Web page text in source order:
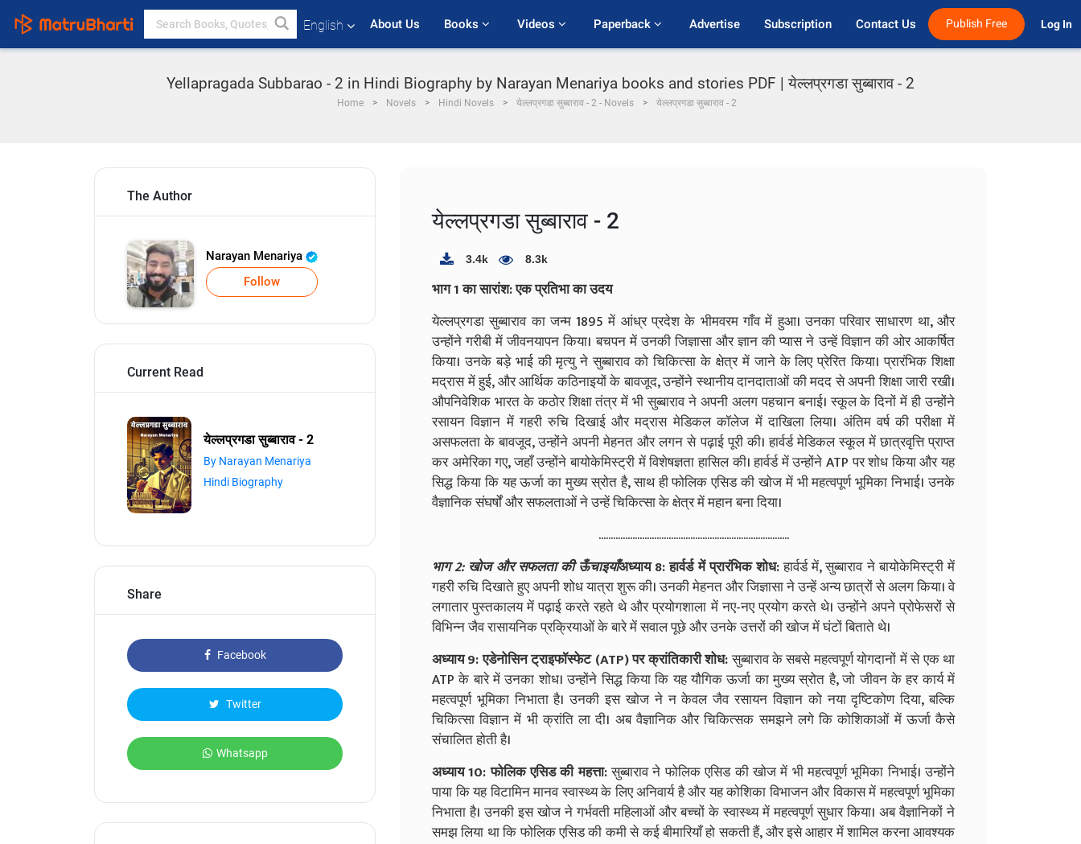
English About Us Books Videos Paperback Advertise Subscription Contact Us Publish Free Log In
Yellapragada Subbarao - 2 in Hindi Biography by Narayan Menariya books and stories PDF | येल्लप्रगडा सुब्बाराव - 2
Home Novels Hindi Novels येल्लप्रगडा सुब्बाराव - 2 - Novels येल्लप्रगडा सुब्बाराव - 2
The Author
Narayan Menariya
Follow
Current Read
येल्लप्रगडा सुब्बाराव - 2
By Narayan Menariya
Hindi Biography
Share
Facebook
Twitter
Whatsapp
येल्लप्रगडा सुब्बाराव - 2
3.4k 8.3k
भाग 1 का सारांश: एक प्रतिभा का उदय
येल्लप्रगडा सुब्बाराव का जन्म 1895 में आंध्र प्रदेश के भीमवरम गाँव में हुआ। उनका परिवार साधारण था, और
उन्होंने गरीबी में जीवनयापन किया। बचपन में उनकी जिज्ञासा और ज्ञान की प्यास ने उन्हें विज्ञान की ओर आकर्षित
किया। उनके बड़े भाई की मृत्यु ने सुब्बाराव को चिकित्सा के क्षेत्र में जाने के लिए प्रेरित किया। प्रारंभिक शिक्षा
मद्रास में हुई, और आर्थिक कठिनाइयों के बावजूद, उन्होंने स्थानीय दानदाताओं की मदद से अपनी शिक्षा जारी रखी।
औपनिवेशिक भारत के कठोर शिक्षा तंत्र में भी सुब्बाराव ने अपनी अलग पहचान बनाई। स्कूल के दिनों में ही उन्होंने
रसायन विज्ञान में गहरी रुचि दिखाई और मद्रास मेडिकल कॉलेज में दाखिला लिया। अंतिम वर्ष की परीक्षा में
असफलता के बावजूद, उन्होंने अपनी मेहनत और लगन से पढ़ाई पूरी की। हार्वर्ड मेडिकल स्कूल में छात्रवृत्ति प्राप्त
कर अमेरिका गए, जहाँ उन्होंने बायोकेमिस्ट्री में विशेषज्ञता हासिल की। हार्वर्ड में उन्होंने ATP पर शोध किया और यह
सिद्ध किया कि यह ऊर्जा का मुख्य स्रोत है, साथ ही फोलिक एसिड की खोज में भी महत्वपूर्ण भूमिका निभाई। उनके
वैज्ञानिक संघर्षों और सफलताओं ने उन्हें चिकित्सा के क्षेत्र में महान बना दिया।
...............................................................................
भाग 2: खोज और सफलता की ऊँचाइयाँअध्याय 8: हार्वर्ड में प्रारंभिक शोध:हार्वर्ड में, सुब्बाराव ने बायोकेमिस्ट्री में
गहरी रुचि दिखाते हुए अपनी शोध यात्रा शुरू की। उनकी मेहनत और जिज्ञासा ने उन्हें अन्य छात्रों से अलग किया। वे
लगातार पुस्तकालय में पढ़ाई करते रहते थे और प्रयोगशाला में नए-नए प्रयोग करते थे। उन्होंने अपने प्रोफेसरों से
विभिन्न जैव रासायनिक प्रक्रियाओं के बारे में सवाल पूछे और उनके उत्तरों की खोज में घंटों बिताते थे।
अध्याय 9: एडेनोसिन ट्राइफॉस्फेट (ATP) पर क्रांतिकारी शोध:सुब्बाराव के सबसे महत्वपूर्ण योगदानों में से एक था
ATP के बारे में उनका शोध। उन्होंने सिद्ध किया कि यह यौगिक ऊर्जा का मुख्य स्रोत है, जो जीवन के हर कार्य में
महत्वपूर्ण भूमिका निभाता है। उनकी इस खोज ने न केवल जैव रसायन विज्ञान को नया दृष्टिकोण दिया, बल्कि
चिकित्सा विज्ञान में भी क्रांति ला दी। अब वैज्ञानिक और चिकित्सक समझने लगे कि कोशिकाओं में ऊर्जा कैसे
संचालित होती है।
अध्याय 10: फोलिक एसिड की महत्ता:सुब्बाराव ने फोलिक एसिड की खोज में भी महत्वपूर्ण भूमिका निभाई। उन्होंने
पाया कि यह विटामिन मानव स्वास्थ्य के लिए अनिवार्य है और यह कोशिका विभाजन और विकास में महत्वपूर्ण भूमिका
निभाता है। उनकी इस खोज ने गर्भवती महिलाओं और बच्चों के स्वास्थ्य में महत्वपूर्ण सुधार किया। अब वैज्ञानिकों ने
समझ लिया था कि फोलिक एसिड की कमी से कई बीमारियाँ हो सकती हैं, और इसे आहार में शामिल करना आवश्यक